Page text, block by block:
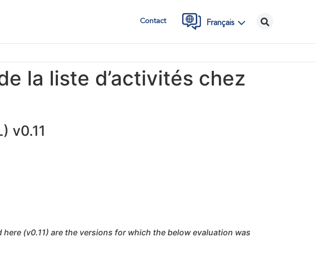
Contact Français
la liste d’activités chez
v0.11
(v0.11) are the versions for which the below evaluation was